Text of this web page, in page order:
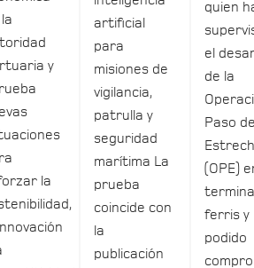
y
la
artificial
para
misiones de
vigilancia,
patrulla y
seguridad
marítima La
prueba
coincide con
la
publicación
quien
el
de la
Paso
(OPE)
ferris y
podido